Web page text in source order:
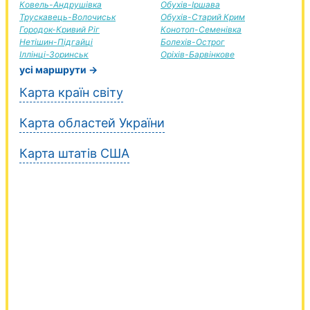
Ковель-Андрушівка
Трускавець-Волочиськ
Городок-Кривий Ріг
Нетішин-Підгайці
Іллінці-Зоринськ
Обухів-Іршава
Обухів-Старий Крим
Конотоп-Семенівка
Болехів-Острог
Оріхів-Барвінкове
усі маршрути →
Карта країн світу
Карта областей України
Карта штатів США